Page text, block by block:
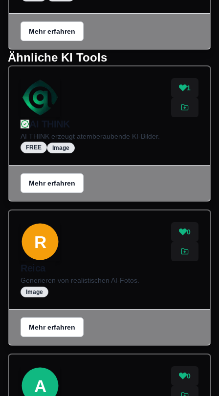
Mehr erfahren
Ähnliche KI Tools
1
AI THINK
AI THINK erzeugt atemberaubende KI-Bilder.
FREE Image
Mehr erfahren
R
0
Reica
Generieren von realistischen AI-Fotos.
Image
Mehr erfahren
A
0